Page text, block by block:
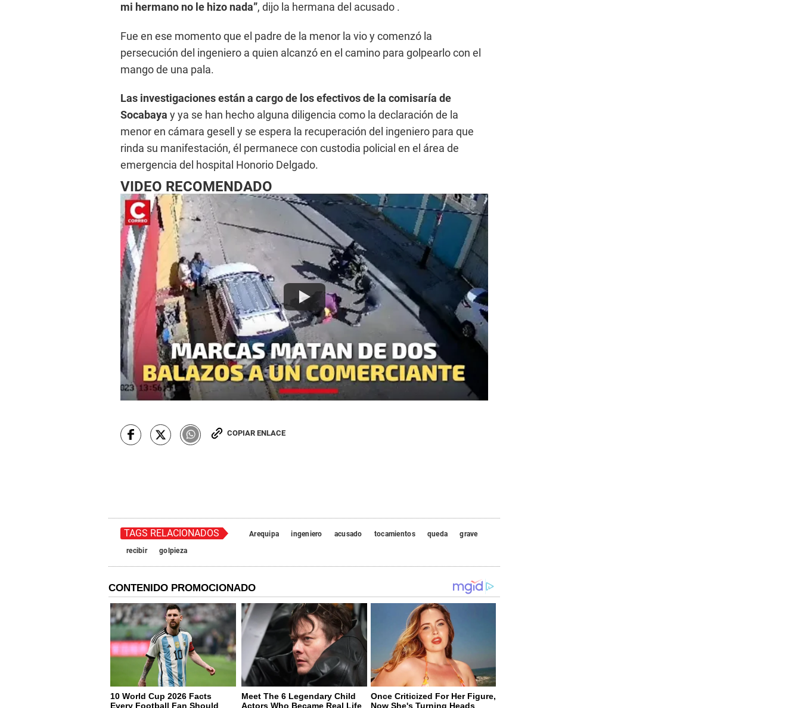
mi hermano no le hizo nada”, dijo la hermana del acusado .
Fue en ese momento que el padre de la menor la vio y comenzó la
persecución del ingeniero a quien alcanzó en el camino para golpearlo con el
mango de una pala.
Las investigaciones están a cargo de los efectivos de la comisaría de
Socabaya y ya se han hecho alguna diligencia como la declaración de la
menor en cámara gesell y se espera la recuperación del ingeniero para que
rinda su manifestación, él permanece con custodia policial en el área de
emergencia del hospital Honorio Delgado.
VIDEO RECOMENDADO
COPIAR ENLACE
TAGS RELACIONADOS Arequipa ingeniero acusado tocamientos queda
grave
recibir
golpieza